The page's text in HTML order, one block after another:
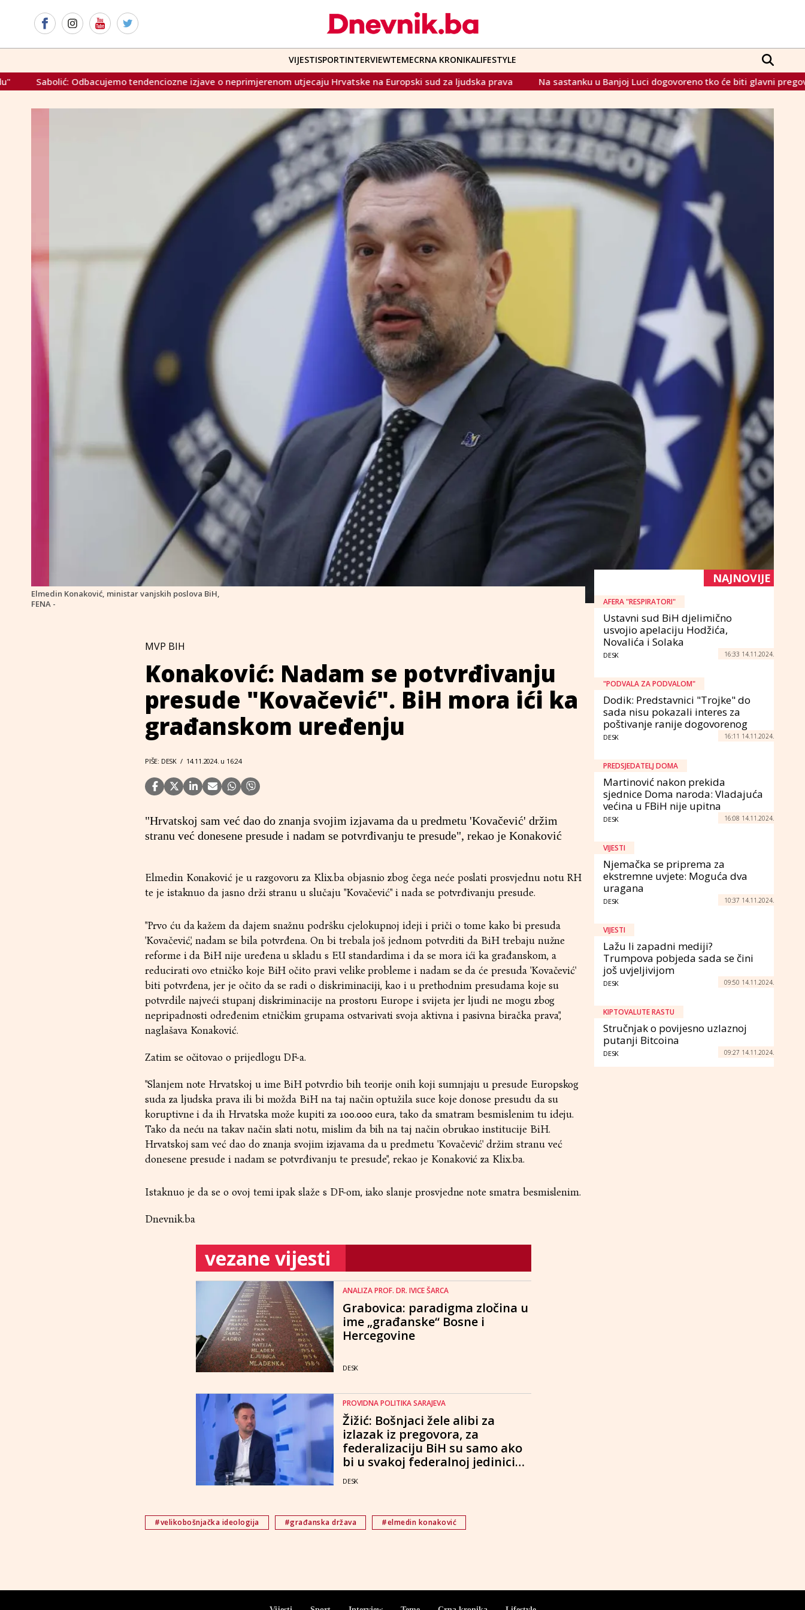
VIJESTISPORTINTERVIEWTEMECRNA KRONIKALIFESTYLE
tendenciozne izjave o neprimjerenom utjecaju Hrvatske na Europski sud za ljudska prava Na sastanku u Banjoj Luci dogovoreno tko će biti glavni pregovarač BiH s EU, te
Elmedin Konaković, ministar vanjskih poslova BiH,
FENA -
MVP BIH
Konaković: Nadam se potvrđivanju
presude "Kovačević". BiH mora ići ka
građanskom uređenju
PIŠE: DESK / 14.11.2024. u 16:24
"Hrvatskoj sam već dao do znanja svojim izjavama da u predmetu 'Kovačević' držim
stranu već donesene presude i nadam se potvrđivanju te presude", rekao je Konaković
Elmedin Konaković je u razgovoru za Klix.ba objasnio zbog čega neće poslati prosvjednu notu RH
te je istaknuo da jasno drži stranu u slučaju "Kovačević" i nada se potvrđivanju presude.
"Prvo ću da kažem da dajem snažnu podršku cjelokupnoj ideji i priči o tome kako bi presuda
'Kovačević', nadam se bila potvrđena. On bi trebala još jednom potvrditi da BiH trebaju nužne
reforme i da BiH nije uređena u skladu s EU standardima i da se mora ići ka građanskom, a
reducirati ovo etničko koje BiH očito pravi velike probleme i nadam se da će presuda 'Kovačević'
biti potvrđena, jer je očito da se radi o diskriminaciji, kao i u prethodnim presudama koje su
potvrdile najveći stupanj diskriminacije na prostoru Europe i svijeta jer ljudi ne mogu zbog
nepripadnosti određenim etničkim grupama ostvarivati svoja aktivna i pasivna biračka prava",
naglašava Konaković.
Zatim se očitovao o prijedlogu DF-a.
"Slanjem note Hrvatskoj u ime BiH potvrdio bih teorije onih koji sumnjaju u presude Europskog
suda za ljudska prava ili bi možda BiH na taj način optužila suce koje donose presudu da su
koruptivne i da ih Hrvatska može kupiti za 100.000 eura, tako da smatram besmislenim tu ideju.
Tako da neću na takav način slati notu, mislim da bih na taj način obrukao institucije BiH.
Hrvatskoj sam već dao do znanja svojim izjavama da u predmetu 'Kovačević' držim stranu već
donesene presude i nadam se potvrđivanju te presude", rekao je Konaković za Klix.ba.
Istaknuo je da se o ovoj temi ipak slaže s DF-om, iako slanje prosvjedne note smatra besmislenim.
Dnevnik.ba
vezane vijesti
ANALIZA PROF. DR. IVICE ŠARCA
Grabovica: paradigma zločina u
ime „građanske“ Bosne i
Hercegovine
DESK
PROVIDNA POLITIKA SARAJEVA
Žižić: Bošnjaci žele alibi za
izlazak iz pregovora, za
federalizaciju BiH su samo ako
bi u svakoj federalnoj jedinici
imali većinu
DESK
#velikobošnjačka ideologija #građanska država #elmedin konaković
NAJNOVIJE
AFERA "RESPIRATORI"
Ustavni sud BiH djelimično
usvojio apelaciju Hodžića,
Novalića i Solaka
DESK 16:33 14.11.2024.
"PODVALA ZA PODVALOM"
Dodik: Predstavnici "Trojke" do
sada nisu pokazali interes za
poštivanje ranije dogovorenog
DESK 16:11 14.11.2024.
PREDSJEDATELJ DOMA
Martinović nakon prekida
sjednice Doma naroda: Vladajuća
većina u FBiH nije upitna
DESK 16:08 14.11.2024.
VIJESTI
Njemačka se priprema za
ekstremne uvjete: Moguća dva
uragana
DESK 10:37 14.11.2024.
VIJESTI
Lažu li zapadni mediji?
Trumpova pobjeda sada se čini
još uvjeljivijom
DESK 09:50 14.11.2024.
KIPTOVALUTE RASTU
Stručnjak o povijesno uzlaznoj
putanji Bitcoina
DESK 09:27 14.11.2024.